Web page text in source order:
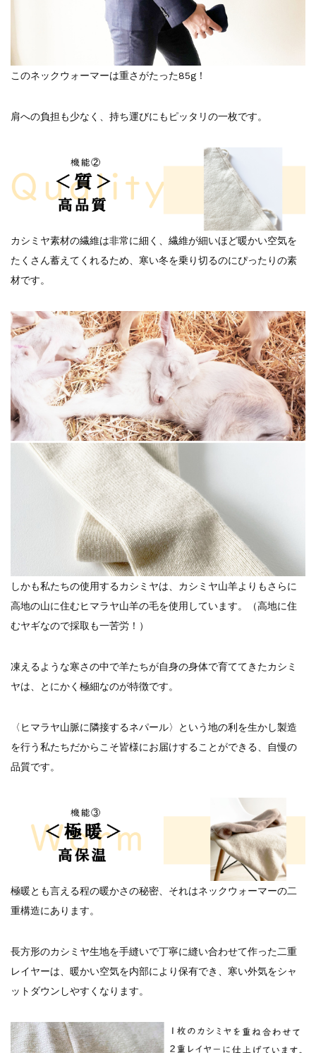
このネックウォーマーは重さがたった85g！
肩への負担も少なく、持ち運びにもピッタリの一枚です。
カシミヤ素材の繊維は非常に細く、繊維が細いほど暖かい空気を
たくさん蓄えてくれるため、寒い冬を乗り切るのにぴったりの素
材です。
しかも私たちの使用するカシミヤは、カシミヤ山羊よりもさらに
高地の山に住むヒマラヤ山羊の毛を使用しています。（高地に住
むヤギなので採取も一苦労！）
凍えるような寒さの中で羊たちが自身の身体で育ててきたカシミ
ヤは、とにかく極細なのが特徴です。
〈ヒマラヤ山脈に隣接するネパール〉という地の利を生かし製造
を行う私たちだからこそ皆様にお届けすることができる、自慢の
品質です。
極暖とも言える程の暖かさの秘密、それはネックウォーマーの二
重構造にあります。
長方形のカシミヤ生地を手縫いで丁寧に縫い合わせて作った二重
レイヤーは、暖かい空気を内部により保有でき、寒い外気をシャ
ットダウンしやすくなります。